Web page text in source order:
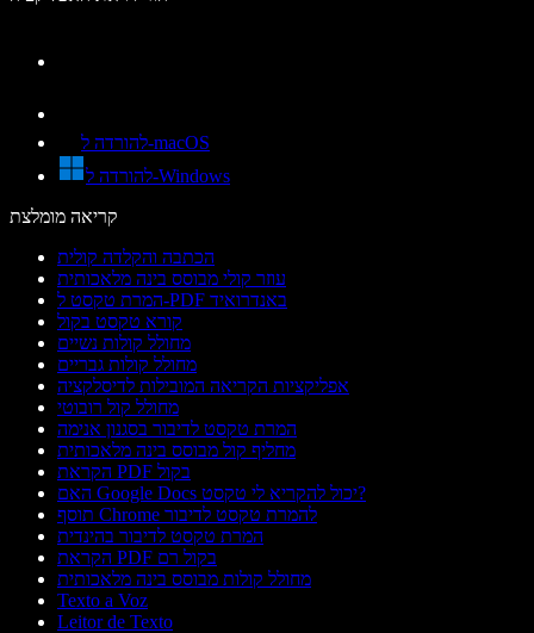
להורדה ל-macOS
להורדה ל-Windows
קריאה מומלצת
הכתבה והקלדה קולית
עוזר קולי מבוסס בינה מלאכותית
המרת טקסט ל-PDF באנדרואיד
קורא טקסט בקול
מחולל קולות נשיים
מחולל קולות גבריים
אפליקציות הקריאה המובילות לדיסלקציה
מחולל קול רובוטי
המרת טקסט לדיבור בסגנון אנימה
מחליף קול מבוסס בינה מלאכותית
הקראת PDF בקול
האם Google Docs יכול להקריא לי טקסט?
תוסף Chrome להמרת טקסט לדיבור
המרת טקסט לדיבור בהינדית
הקראת PDF בקול רם
מחולל קולות מבוסס בינה מלאכותית
Texto a Voz
Leitor de Texto